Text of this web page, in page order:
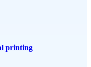
printing